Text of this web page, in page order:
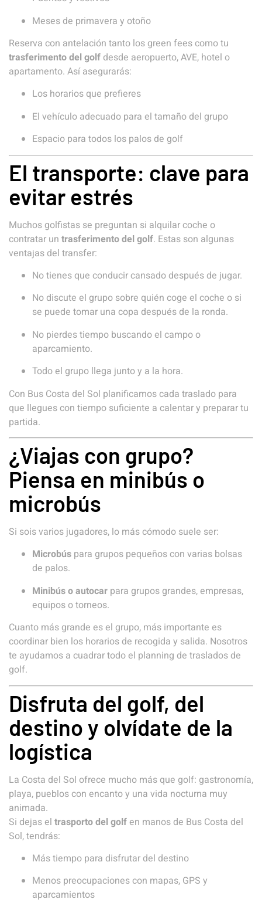
Meses de primavera y otoño
Reserva con antelación tanto los green fees como tu
trasferimento del golf desde aeropuerto, AVE, hotel o
apartamento. Así asegurarás:
Los horarios que prefieres
El vehículo adecuado para el tamaño del grupo
Espacio para todos los palos de golf
El transporte: clave para
evitar estrés
Muchos golfistas se preguntan si alquilar coche o
contratar un trasferimento del golf. Estas son algunas
ventajas del transfer:
No tienes que conducir cansado después de jugar.
No discute el grupo sobre quién coge el coche o si
se puede tomar una copa después de la ronda.
No pierdes tiempo buscando el campo o
aparcamiento.
Todo el grupo llega junto y a la hora.
Con Bus Costa del Sol planificamos cada traslado para
que llegues con tiempo suficiente a calentar y preparar tu
partida.
¿Viajas con grupo?
Piensa en minibús o
microbús
Si sois varios jugadores, lo más cómodo suele ser:
Microbús para grupos pequeños con varias bolsas
de palos.
Minibús o autocar para grupos grandes, empresas,
equipos o torneos.
Cuanto más grande es el grupo, más importante es
coordinar bien los horarios de recogida y salida. Nosotros
te ayudamos a cuadrar todo el planning de traslados de
golf.
Disfruta del golf, del
destino y olvídate de la
logística
La Costa del Sol ofrece mucho más que golf: gastronomía,
playa, pueblos con encanto y una vida nocturna muy
animada.
Si dejas el trasporto del golf en manos de Bus Costa del
Sol, tendrás:
Más tiempo para disfrutar del destino
Menos preocupaciones con mapas, GPS y
aparcamientos